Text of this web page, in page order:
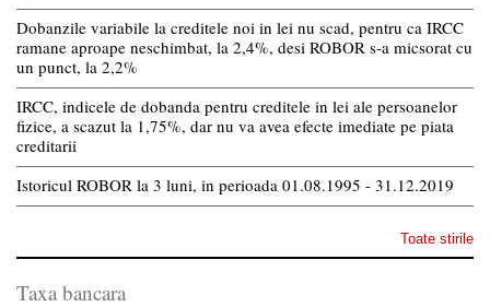
Dobanzile variabile la creditele noi in lei nu scad, pentru ca IRCC
ramane aproape neschimbat, la 2,4%, desi ROBOR s-a micsorat cu
un punct, la 2,2%
IRCC, indicele de dobanda pentru creditele in lei ale persoanelor
fizice, a scazut la 1,75%, dar nu va avea efecte imediate pe piata
creditarii
Istoricul ROBOR la 3 luni, in perioada 01.08.1995 - 31.12.2019
Toate stirile
Taxa bancara